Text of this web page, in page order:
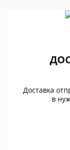
Доставка
в